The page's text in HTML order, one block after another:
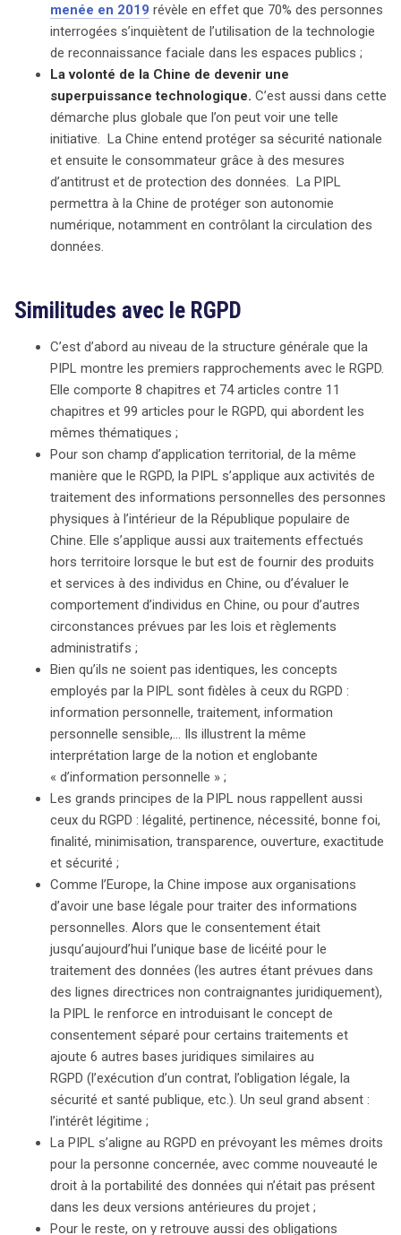
menée en 2019 révèle en effet que 70% des personnes
interrogées s’inquiètent de l’utilisation de la technologie
de reconnaissance faciale dans les espaces publics ;
La volonté de la Chine de devenir une
superpuissance technologique. C’est aussi dans cette
démarche plus globale que l’on peut voir une telle
initiative. La Chine entend protéger sa sécurité nationale
et ensuite le consommateur grâce à des mesures
d’antitrust et de protection des données. La PIPL
permettra à la Chine de protéger son autonomie
numérique, notamment en contrôlant la circulation des
données.
Similitudes avec le RGPD
C’est d’abord au niveau de la structure générale que la
PIPL montre les premiers rapprochements avec le RGPD.
Elle comporte 8 chapitres et 74 articles contre 11
chapitres et 99 articles pour le RGPD, qui abordent les
mêmes thématiques ;
Pour son champ d’application territorial, de la même
manière que le RGPD, la PIPL s’applique aux activités de
traitement des informations personnelles des personnes
physiques à l’intérieur de la République populaire de
Chine. Elle s’applique aussi aux traitements effectués
hors territoire lorsque le but est de fournir des produits
et services à des individus en Chine, ou d’évaluer le
comportement d’individus en Chine, ou pour d’autres
circonstances prévues par les lois et règlements
administratifs ;
Bien qu’ils ne soient pas identiques, les concepts
employés par la PIPL sont fidèles à ceux du RGPD :
information personnelle, traitement, information
personnelle sensible,… Ils illustrent la même
interprétation large de la notion et englobante
« d’information personnelle » ;
Les grands principes de la PIPL nous rappellent aussi
ceux du RGPD : légalité, pertinence, nécessité, bonne foi,
finalité, minimisation, transparence, ouverture, exactitude
et sécurité ;
Comme l’Europe, la Chine impose aux organisations
d’avoir une base légale pour traiter des informations
personnelles. Alors que le consentement était
jusqu’aujourd’hui l’unique base de licéité pour le
traitement des données (les autres étant prévues dans
des lignes directrices non contraignantes juridiquement),
la PIPL le renforce en introduisant le concept de
consentement séparé pour certains traitements et
ajoute 6 autres bases juridiques similaires au
RGPD (l’exécution d’un contrat, l’obligation légale, la
sécurité et santé publique, etc.). Un seul grand absent :
l’intérêt légitime ;
La PIPL s’aligne au RGPD en prévoyant les mêmes droits
pour la personne concernée, avec comme nouveauté le
droit à la portabilité des données qui n’était pas présent
dans les deux versions antérieures du projet ;
Pour le reste, on y retrouve aussi des obligations